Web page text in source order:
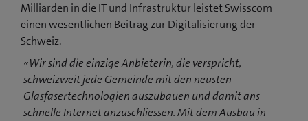
Milliarden in die IT und Infrastruktur leistet Swisscom
einen wesentlichen Beitrag zur Digitalisierung der
Schweiz.
«Wir sind die einzige Anbieterin, die verspricht,
schweizweit jede Gemeinde mit den neusten
Glasfasertechnologien auszubauen und damit ans
schnelle Internet anzuschliessen. Mit dem Ausbau in